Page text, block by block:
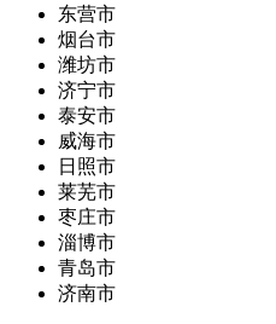
东营市
烟台市
潍坊市
济宁市
泰安市
威海市
日照市
莱芜市
枣庄市
淄博市
青岛市
济南市